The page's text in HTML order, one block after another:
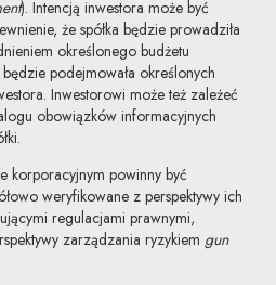
). Intencją inwestora może być
że spółka będzie prowadziła
określonego budżetu
podejmowała określonych
Inwestorowi może też zależeć
obowiązków informacyjnych
korporacyjnym powinny być
weryfikowane z perspektywy ich
regulacjami prawnymi,
zarządzania ryzykiem gun